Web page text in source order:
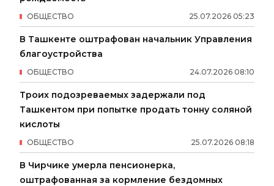
25.07.2026 05:23
ОБЩЕСТВО
В Ташкенте оштрафован начальник Управления
благоустройства
24.07.2026 08:10
ОБЩЕСТВО
Троих подозреваемых задержали под
Ташкентом при попытке продать тонну соляной
кислоты
25.07.2026 08:18
ОБЩЕСТВО
В Чирчике умерла пенсионерка,
оштрафованная за кормление бездомных